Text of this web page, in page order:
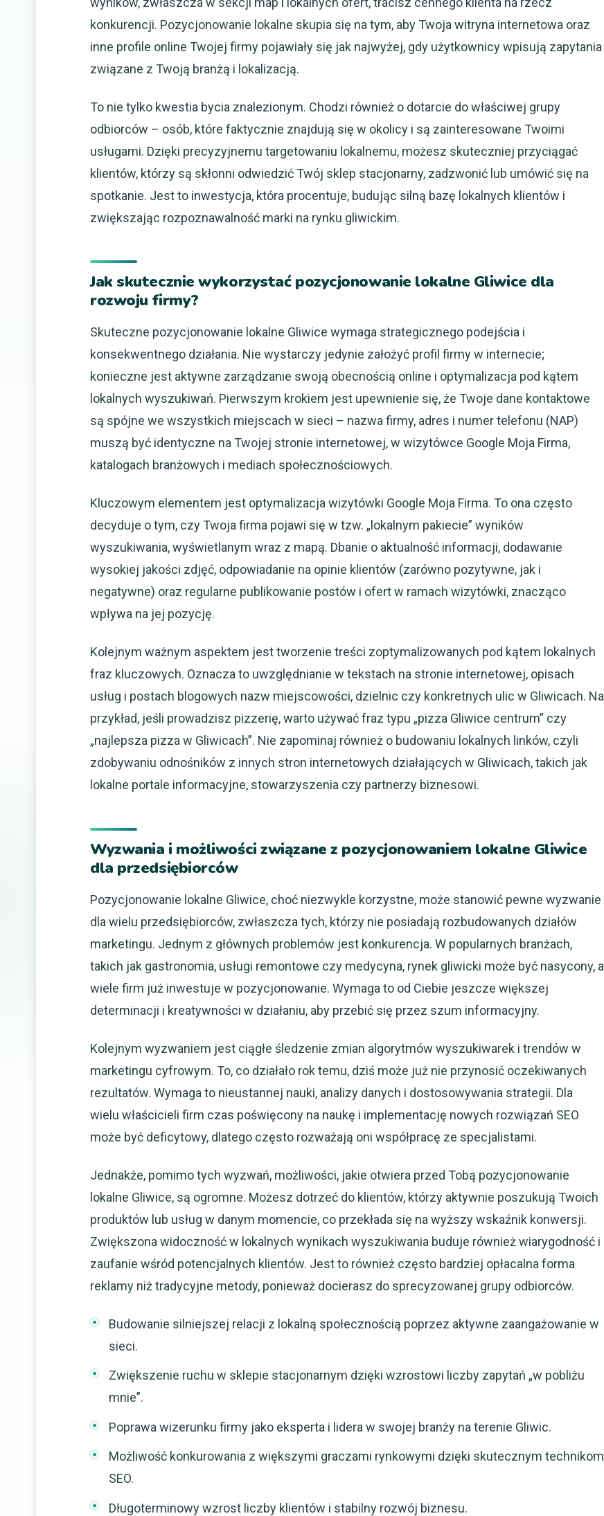
konkurencji. Pozycjonowanie lokalne skupia się na tym, aby Twoja witryna internetowa oraz
inne profile online Twojej firmy pojawiały się jak najwyżej, gdy użytkownicy wpisują zapytania
związane z Twoją branżą i lokalizacją.
To nie tylko kwestia bycia znalezionym. Chodzi również o dotarcie do właściwej grupy
odbiorców – osób, które faktycznie znajdują się w okolicy i są zainteresowane Twoimi
usługami. Dzięki precyzyjnemu targetowaniu lokalnemu, możesz skuteczniej przyciągać
klientów, którzy są skłonni odwiedzić Twój sklep stacjonarny, zadzwonić lub umówić się na
spotkanie. Jest to inwestycja, która procentuje, budując silną bazę lokalnych klientów i
zwiększając rozpoznawalność marki na rynku gliwickim.
Jak skutecznie wykorzystać pozycjonowanie lokalne Gliwice dla
rozwoju firmy?
Skuteczne pozycjonowanie lokalne Gliwice wymaga strategicznego podejścia i
konsekwentnego działania. Nie wystarczy jedynie założyć profil firmy w internecie;
konieczne jest aktywne zarządzanie swoją obecnością online i optymalizacja pod kątem
lokalnych wyszukiwań. Pierwszym krokiem jest upewnienie się, że Twoje dane kontaktowe
są spójne we wszystkich miejscach w sieci – nazwa firmy, adres i numer telefonu (NAP)
muszą być identyczne na Twojej stronie internetowej, w wizytówce Google Moja Firma,
katalogach branżowych i mediach społecznościowych.
Kluczowym elementem jest optymalizacja wizytówki Google Moja Firma. To ona często
decyduje o tym, czy Twoja firma pojawi się w tzw. „lokalnym pakiecie” wyników
wyszukiwania, wyświetlanym wraz z mapą. Dbanie o aktualność informacji, dodawanie
wysokiej jakości zdjęć, odpowiadanie na opinie klientów (zarówno pozytywne, jak i
negatywne) oraz regularne publikowanie postów i ofert w ramach wizytówki, znacząco
wpływa na jej pozycję.
Kolejnym ważnym aspektem jest tworzenie treści zoptymalizowanych pod kątem lokalnych
fraz kluczowych. Oznacza to uwzględnianie w tekstach na stronie internetowej, opisach
usług i postach blogowych nazw miejscowości, dzielnic czy konkretnych ulic w Gliwicach. Na
przykład, jeśli prowadzisz pizzerię, warto używać fraz typu „pizza Gliwice centrum” czy
„najlepsza pizza w Gliwicach”. Nie zapominaj również o budowaniu lokalnych linków, czyli
zdobywaniu odnośników z innych stron internetowych działających w Gliwicach, takich jak
lokalne portale informacyjne, stowarzyszenia czy partnerzy biznesowi.
Wyzwania i możliwości związane z pozycjonowaniem lokalne Gliwice
dla przedsiębiorców
Pozycjonowanie lokalne Gliwice, choć niezwykle korzystne, może stanowić pewne wyzwanie
dla wielu przedsiębiorców, zwłaszcza tych, którzy nie posiadają rozbudowanych działów
marketingu. Jednym z głównych problemów jest konkurencja. W popularnych branżach,
takich jak gastronomia, usługi remontowe czy medycyna, rynek gliwicki może być nasycony, a
wiele firm już inwestuje w pozycjonowanie. Wymaga to od Ciebie jeszcze większej
determinacji i kreatywności w działaniu, aby przebić się przez szum informacyjny.
Kolejnym wyzwaniem jest ciągłe śledzenie zmian algorytmów wyszukiwarek i trendów w
marketingu cyfrowym. To, co działało rok temu, dziś może już nie przynosić oczekiwanych
rezultatów. Wymaga to nieustannej nauki, analizy danych i dostosowywania strategii. Dla
wielu właścicieli firm czas poświęcony na naukę i implementację nowych rozwiązań SEO
może być deficytowy, dlatego często rozważają oni współpracę ze specjalistami.
Jednakże, pomimo tych wyzwań, możliwości, jakie otwiera przed Tobą pozycjonowanie
lokalne Gliwice, są ogromne. Możesz dotrzeć do klientów, którzy aktywnie poszukują Twoich
produktów lub usług w danym momencie, co przekłada się na wyższy wskaźnik konwersji.
Zwiększona widoczność w lokalnych wynikach wyszukiwania buduje również wiarygodność i
zaufanie wśród potencjalnych klientów. Jest to również często bardziej opłacalna forma
reklamy niż tradycyjne metody, ponieważ docierasz do sprecyzowanej grupy odbiorców.
Budowanie silniejszej relacji z lokalną społecznością poprzez aktywne zaangażowanie w
sieci.
Zwiększenie ruchu w sklepie stacjonarnym dzięki wzrostowi liczby zapytań „w pobliżu
mnie”.
Poprawa wizerunku firmy jako eksperta i lidera w swojej branży na terenie Gliwic.
Możliwość konkurowania z większymi graczami rynkowymi dzięki skutecznym technikom
SEO.
Długoterminowy wzrost liczby klientów i stabilny rozwój biznesu.